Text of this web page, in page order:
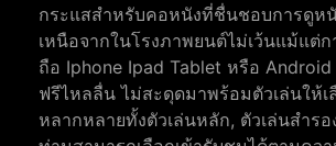
กระแสสำหรับคอหนังที่ชื่นชอบการดูห
เหนือจากในโรงภาพยนต์ไม่เว้นแม้แต่
ถือ Iphone Ipad Tablet หรือ
ฟรีไหลลื่น ไม่สะดุดมาพร้อมตัวเล่นให้
หลากหลายทั้งตัวเล่นหลัก, ตัวเล่นสำรอ